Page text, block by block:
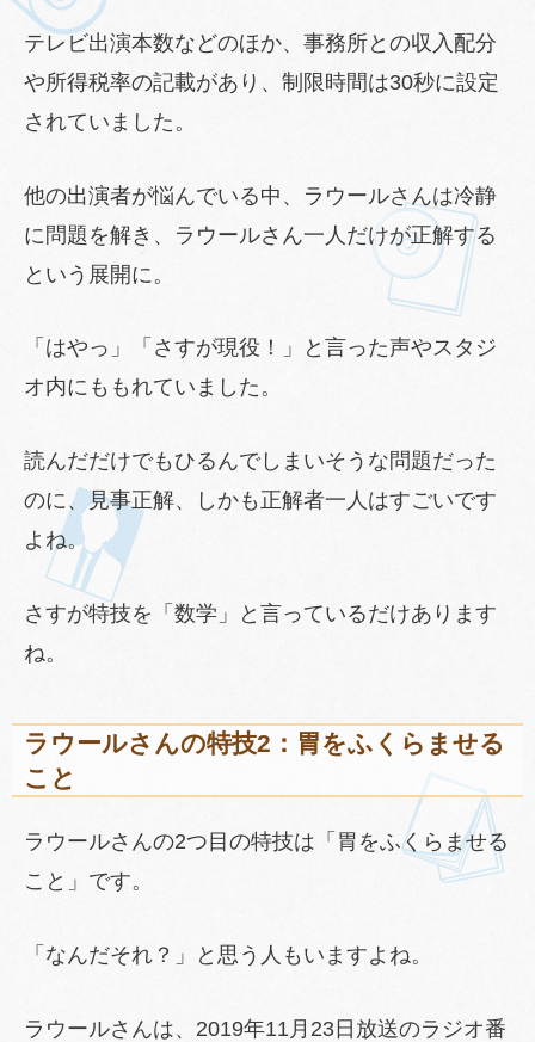
テレビ出演本数などのほか、事務所との収入配分
や所得税率の記載があり、制限時間は30秒に設定
されていました。
他の出演者が悩んでいる中、ラウールさんは冷静
に問題を解き、ラウールさん一人だけが正解する
という展開に。
「はやっ」「さすが現役！」と言った声やスタジ
オ内にももれていました。
読んだだけでもひるんでしまいそうな問題だった
のに、見事正解、しかも正解者一人はすごいです
よね。
さすが特技を「数学」と言っているだけあります
ね。
ラウールさんの特技2：胃をふくらませる
こと
ラウールさんの2つ目の特技は「胃をふくらませる
こと」です。
「なんだそれ？」と思う人もいますよね。
ラウールさんは、2019年11月23日放送のラジオ番